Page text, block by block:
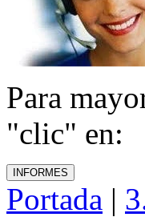
Para
"clic" en:
Portada |